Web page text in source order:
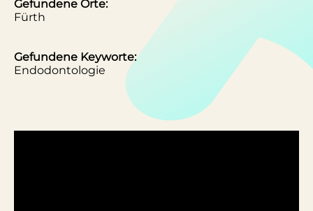
Gefundene Orte:
Fürth
Gefundene Keyworte:
Endodontologie